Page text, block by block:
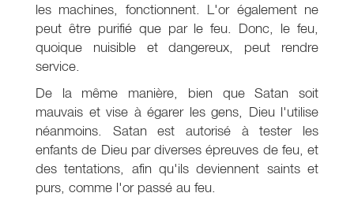
les machines, fonctionnent. L'or également ne
peut être purifié que par le feu. Donc, le feu,
quoique nuisible et dangereux, peut rendre
service.
De la même manière, bien que Satan soit
mauvais et vise à égarer les gens, Dieu l'utilise
néanmoins. Satan est autorisé à tester les
enfants de Dieu par diverses épreuves de feu, et
des tentations, afin qu'ils deviennent saints et
purs, comme l'or passé au feu.